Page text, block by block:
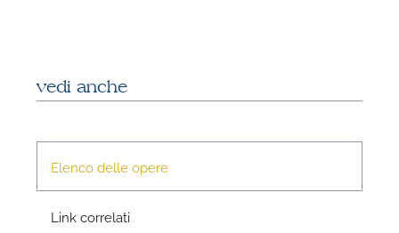
vedi anche
Elenco delle opere
Link correlati